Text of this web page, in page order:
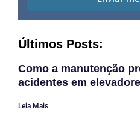
Últimos Posts:
Como a manutenção
acidentes em
Leia Mais